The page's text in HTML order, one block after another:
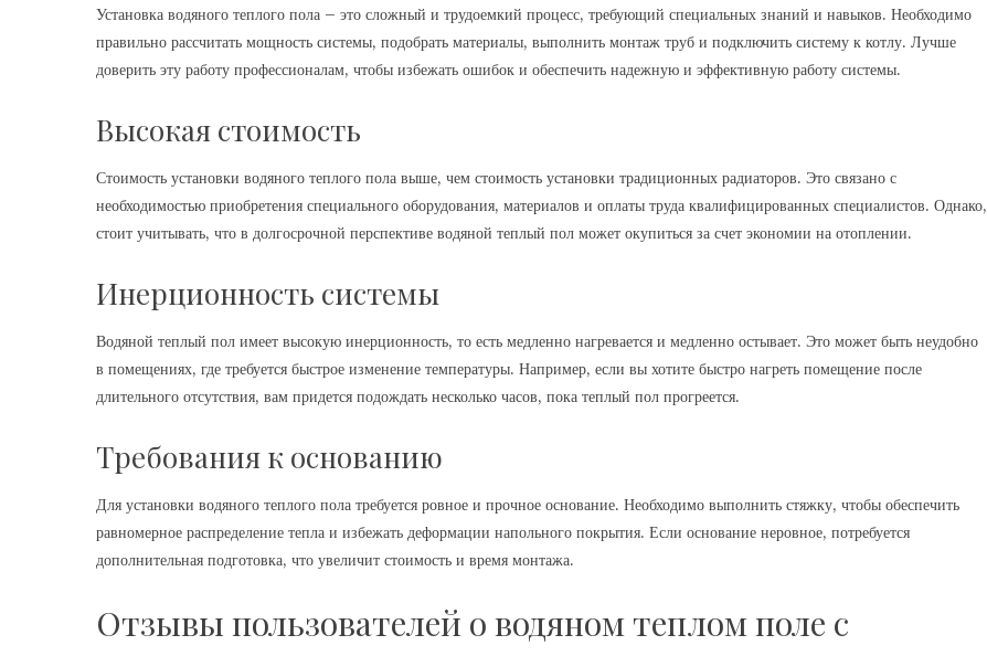
Установка водяного теплого пола – это сложный и трудоемкий процесс, требующий специальных знаний и навыков. Необходимо
правильно рассчитать мощность системы, подобрать материалы, выполнить монтаж труб и подключить систему к котлу. Лучше
доверить эту работу профессионалам, чтобы избежать ошибок и обеспечить надежную и эффективную работу системы.
Высокая стоимость
Стоимость установки водяного теплого пола выше, чем стоимость установки традиционных радиаторов. Это связано с
необходимостью приобретения специального оборудования, материалов и оплаты труда квалифицированных специалистов. Однако,
стоит учитывать, что в долгосрочной перспективе водяной теплый пол может окупиться за счет экономии на отоплении.
Инерционность системы
Водяной теплый пол имеет высокую инерционность, то есть медленно нагревается и медленно остывает. Это может быть неудобно
в помещениях, где требуется быстрое изменение температуры. Например, если вы хотите быстро нагреть помещение после
длительного отсутствия, вам придется подождать несколько часов, пока теплый пол прогреется.
Требования к основанию
Для установки водяного теплого пола требуется ровное и прочное основание. Необходимо выполнить стяжку, чтобы обеспечить
равномерное распределение тепла и избежать деформации напольного покрытия. Если основание неровное, потребуется
дополнительная подготовка, что увеличит стоимость и время монтажа.
Отзывы пользователей о водяном теплом поле с